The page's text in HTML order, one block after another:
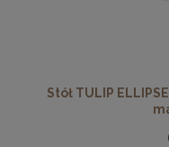
Stół TULIP